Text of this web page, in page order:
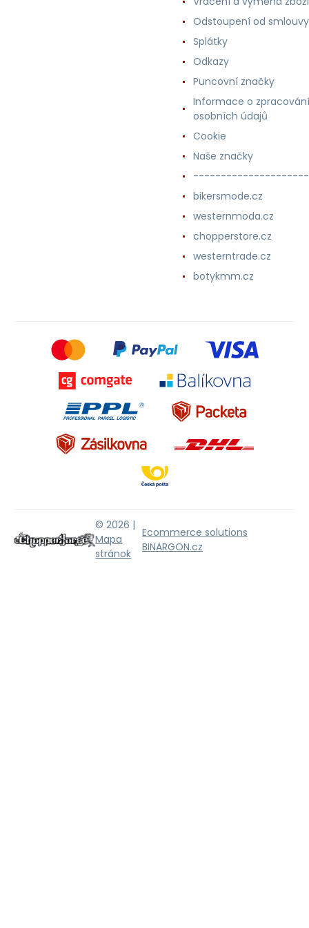
Odstoupení od smlouvy
Splátky
Odkazy
Puncovní značky
Informace o zpracování
osobních údajů
Cookie
Naše značky
bikersmode.cz
westernmoda.cz
chopperstore.cz
westerntrade.cz
botykmm.cz
© 2026 |
Mapa
stránok
Ecommerce solutions
BINARGON.cz